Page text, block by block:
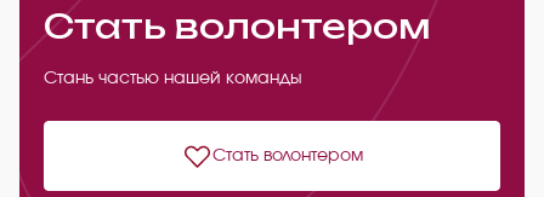
Стать волонтером
Стань частью нашей команды
Стать волонтером